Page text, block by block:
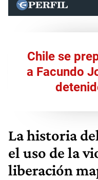
Chile se
a Facundo
La historia
el uso de la
liberación